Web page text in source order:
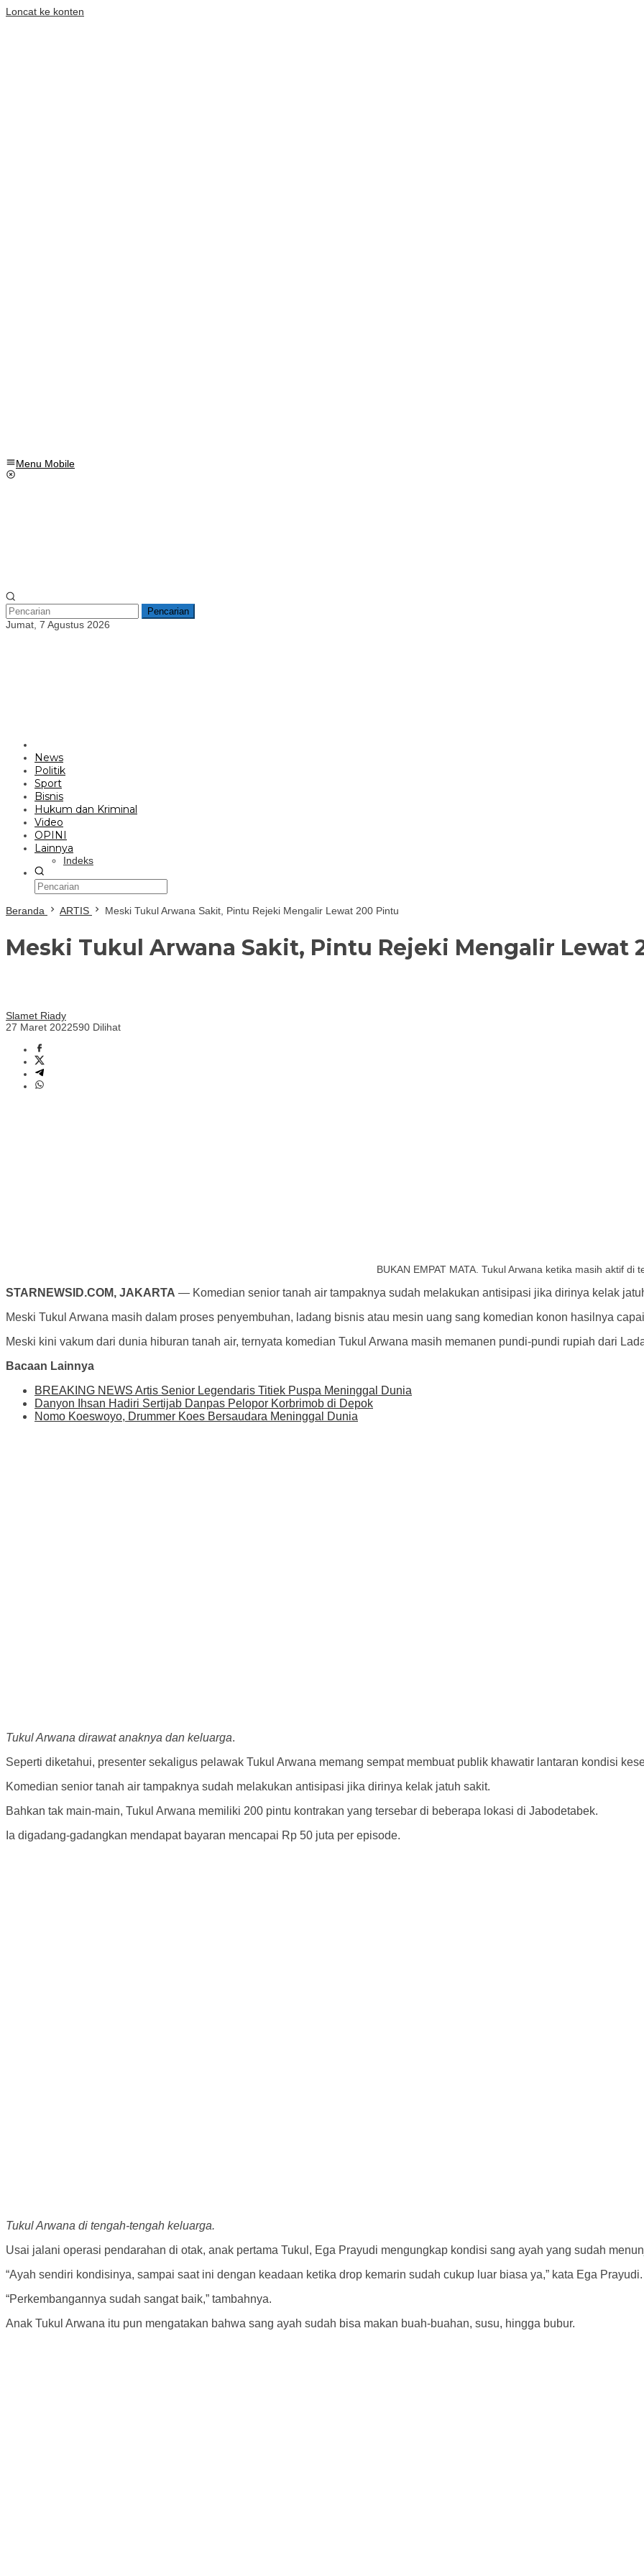
Loncat ke konten
Menu Mobile
Pencarian
Jumat, 7 Agustus 2026
News
Politik
Sport
Bisnis
Hukum dan Kriminal
Video
OPINI
Lainnya
Indeks
Beranda ARTIS Meski Tukul Arwana Sakit, Pintu Rejeki Mengalir Lewat 200 Pintu
Meski Tukul Arwana Sakit, Pintu Rejeki Mengalir Lewat
Slamet Riady
27 Maret 2022590 Dilihat
BUKAN EMPAT MATA. Tukul Arwana ketika masih aktif di
STARNEWSID.COM, JAKARTA — Komedian senior tanah air tampaknya sudah melakukan antisipasi jika dirinya kelak
Meski Tukul Arwana masih dalam proses penyembuhan, ladang bisnis atau mesin uang sang komedian konon hasilnya
Meski kini vakum dari dunia hiburan tanah air, ternyata komedian Tukul Arwana masih memanen pundi-pundi rupiah dari
Bacaan Lainnya
BREAKING NEWS Artis Senior Legendaris Titiek Puspa Meninggal Dunia
Danyon Ihsan Hadiri Sertijab Danpas Pelopor Korbrimob di Depok
Nomo Koeswoyo, Drummer Koes Bersaudara Meninggal Dunia
Tukul Arwana dirawat anaknya dan keluarga.
Seperti diketahui, presenter sekaligus pelawak Tukul Arwana memang sempat membuat publik khawatir lantaran kondisi
Komedian senior tanah air tampaknya sudah melakukan antisipasi jika dirinya kelak jatuh sakit.
Bahkan tak main-main, Tukul Arwana memiliki 200 pintu kontrakan yang tersebar di beberapa lokasi di Jabodetabek.
Ia digadang-gadangkan mendapat bayaran mencapai Rp 50 juta per episode.
Tukul Arwana di tengah-tengah keluarga.
Usai jalani operasi pendarahan di otak, anak pertama Tukul, Ega Prayudi mengungkap kondisi sang ayah yang sudah
“Ayah sendiri kondisinya, sampai saat ini dengan keadaan ketika drop kemarin sudah cukup luar biasa ya,” kata Ega Prayudi.
“Perkembangannya sudah sangat baik,” tambahnya.
Anak Tukul Arwana itu pun mengatakan bahwa sang ayah sudah bisa makan buah-buahan, susu, hingga bubur.